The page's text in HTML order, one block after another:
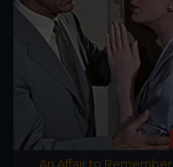
An Affair to Remember